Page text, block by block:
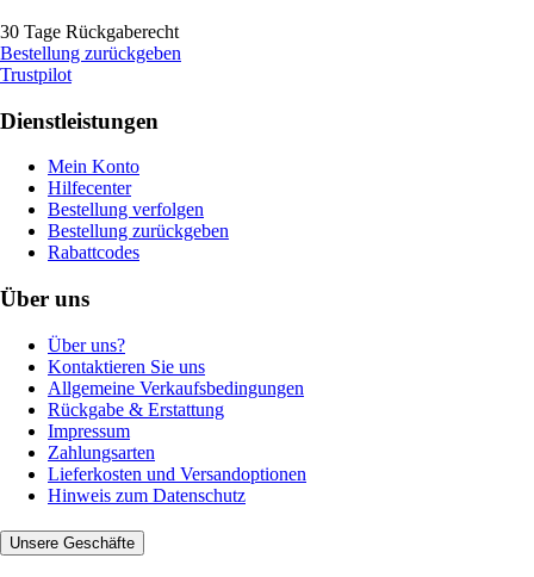
30 Tage Rückgaberecht
Bestellung zurückgeben
Trustpilot
Dienstleistungen
Mein Konto
Hilfecenter
Bestellung verfolgen
Bestellung zurückgeben
Rabattcodes
Über uns
Über uns?
Kontaktieren Sie uns
Allgemeine Verkaufsbedingungen
Rückgabe & Erstattung
Impressum
Zahlungsarten
Lieferkosten und Versandoptionen
Hinweis zum Datenschutz
Unsere Geschäfte